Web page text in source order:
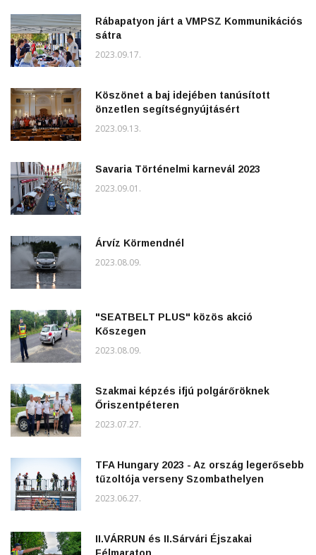
Rábapatyon járt a VMPSZ Kommunikációs
sátra
2023.09.17.
Köszönet a baj idejében tanúsított
önzetlen segítségnyújtásért
2023.09.13.
Savaria Történelmi karnevál 2023
2023.09.01.
Árvíz Körmendnél
2023.08.09.
"SEATBELT PLUS" közös akció
Kőszegen
2023.08.09.
Szakmai képzés ifjú polgárőröknek
Őriszentpéteren
2023.07.27.
TFA Hungary 2023 - Az ország legerősebb
tűzoltója verseny Szombathelyen
2023.06.27.
II.VÁRRUN és II.Sárvári Éjszakai
Félmaraton